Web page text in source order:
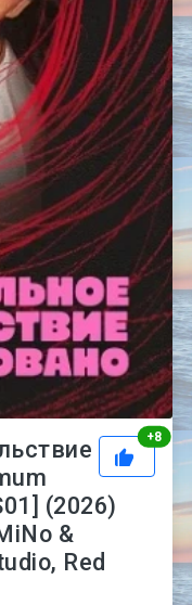
+8
(2026)
&
Red